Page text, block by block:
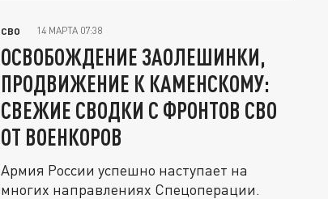
СВО 14 МАРТА 07:38
ОСВОБОЖДЕНИЕ ЗАОЛЕШИНКИ,
ПРОДВИЖЕНИЕ К КАМЕНСКОМУ:
СВЕЖИЕ СВОДКИ С ФРОНТОВ СВО
ОТ ВОЕНКОРОВ
Армия России успешно наступает на
многих направлениях Спецоперации.